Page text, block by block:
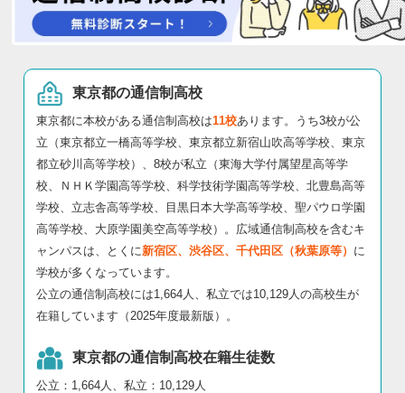
東京都の通信制高校
東京都に本校がある通信制高校は11校あります。うち3校が公
立（東京都立一橋高等学校、東京都立新宿山吹高等学校、東京
都立砂川高等学校）、8校が私立（東海大学付属望星高等学
校、ＮＨＫ学園高等学校、科学技術学園高等学校、北豊島高等
学校、立志舎高等学校、目黒日本大学高等学校、聖パウロ学園
高等学校、大原学園美空高等学校）。広域通信制高校を含むキ
ャンパスは、とくに新宿区、渋谷区、千代田区（秋葉原等） に
学校が多くなっています。
公立の通信制高校には1,664人、私立では10,129人の高校生が
在籍しています（2025年度最新版）。
東京都の通信制高校在籍生徒数
公立：1,664人、私立：10,129人